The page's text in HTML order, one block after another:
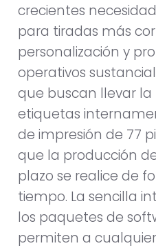
crecientes
para tiradas más
personalización y
operativos
que buscan llevar
etiquetas
de impresión de 77
que la producción
plazo se realice de
tiempo. La sencilla
los paquetes de
permiten a